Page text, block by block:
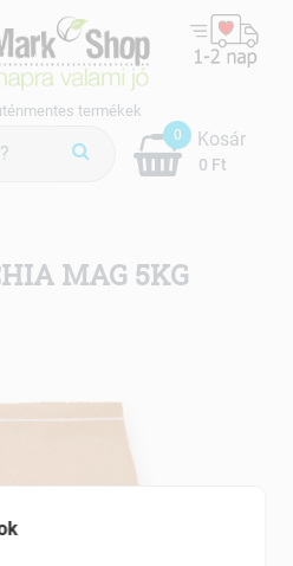
termékek
0
0 Ft
Kosár
MAG 5KG